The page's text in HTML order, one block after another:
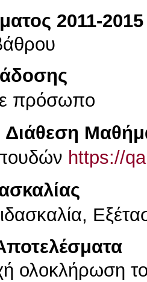
2011-2015
πρόσωπο
Διάθεση
https://
ολοκλήρωση